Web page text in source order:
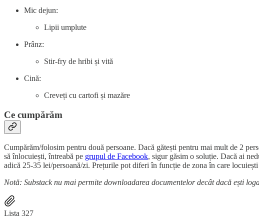
Mic dejun:
Lipii umplute
Prânz:
Stir-fry de hribi și vită
Cină:
Creveți cu cartofi și mazăre
Ce cumpărăm
Cumpărăm/folosim pentru două persoane. Dacă gătești pentru mai mult de 2
să înlocuiești, întreabă pe grupul de Facebook, sigur găsim o soluție. Dacă ai
adică 25-35 lei/persoană/zi. Prețurile pot diferi în funcție de zona în care locuiești
Notă: Substack nu mai permite downloadarea documentelor decât dacă ești
Lista 327